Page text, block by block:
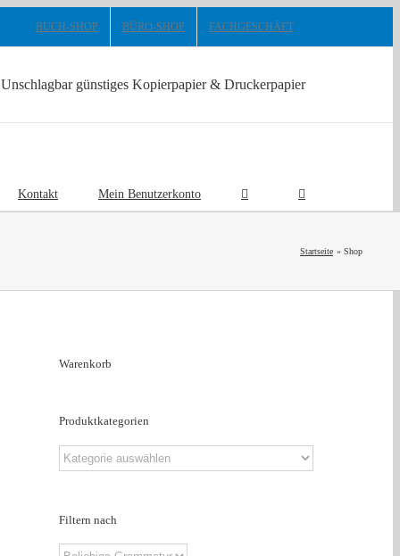
BUCH-SHOP BÜRO-SHOP FACHGESCHÄFT
Unschlagbar günstiges Kopierpapier & Druckerpapier
Kontakt Mein Benutzerkonto
Startseite Shop
Warenkorb
Produktkategorien
Filtern nach